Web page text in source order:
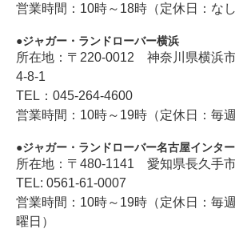
営業時間：10時～18時（定休日：なし
ジャガー・ランドローバー横浜
所在地：〒220-0012 神奈川県横浜
4-8-1
TEL：045-264-4600
営業時間：10時～19時（定休日：毎
ジャガー・ランドローバー名古屋インター
所在地：〒480-1141 愛知県長久手
TEL: 0561-61-0007
営業時間：10時～19時（定休日：毎
曜日）